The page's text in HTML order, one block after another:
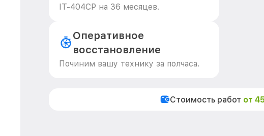
IT-404CP на 36 месяцев.
Оперативное
восстановление
Починим вашу технику за полчаса.
Стоимость работ от